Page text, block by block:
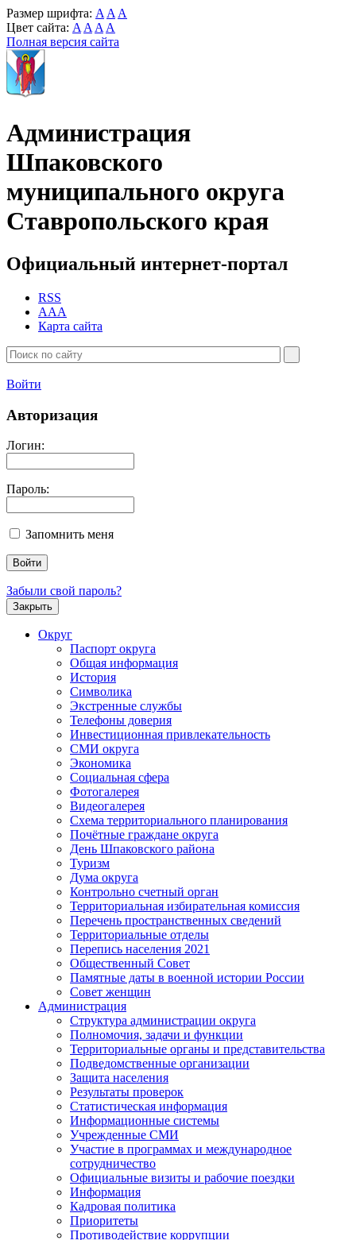
Размер шрифта: A A A
Цвет сайта: A A A A
Полная версия сайта
Администрация
Шпаковского
муниципального округа
Ставропольского края
Официальный интернет-портал
RSS
AAA
Карта сайта
Войти
Авторизация
Логин:
Пароль:
Запомнить меня
Забыли свой пароль?
Закрыть
Округ
Паспорт округа
Общая информация
История
Символика
Экстренные службы
Телефоны доверия
Инвестиционная привлекательность
СМИ округа
Экономика
Социальная сфера
Фотогалерея
Видеогалерея
Схема территориального планирования
Почётные граждане округа
День Шпаковского района
Туризм
Дума округа
Контрольно счетный орган
Территориальная избирательная комиссия
Перечень пространственных сведений
Территориальные отделы
Перепись населения 2021
Общественный Совет
Памятные даты в военной истории России
Совет женщин
Администрация
Структура администрации округа
Полномочия, задачи и функции
Территориальные органы и представительства
Подведомственные организации
Защита населения
Результаты проверок
Статистическая информация
Информационные системы
Учрежденные СМИ
Участие в программах и международное
сотрудничество
Официальные визиты и рабочие поездки
Информация
Кадровая политика
Приоритеты
Противодействие коррупции